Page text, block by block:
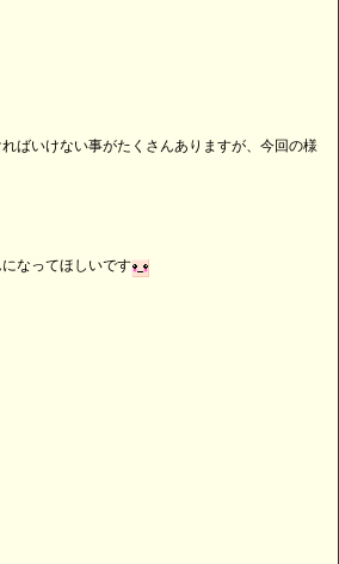
ばいけない事がたくさんありますが、今回の様
なってほしいです